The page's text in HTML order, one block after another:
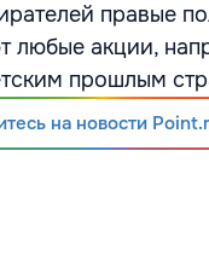
правые
любые акции,
прошлым
на новости